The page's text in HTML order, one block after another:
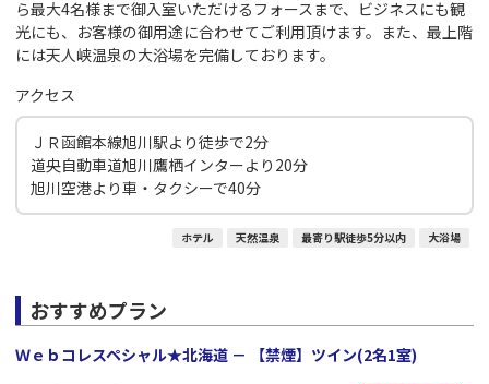
ら最大4名様まで御入室いただけるフォースまで、ビジネスにも観
光にも、お客様の御用途に合わせてご利用頂けます。また、最上階
には天人峡温泉の大浴場を完備しております。
アクセス
ＪＲ函館本線旭川駅より徒歩で2分
道央自動車道旭川鷹栖インターより20分
旭川空港より車・タクシーで40分
ホテル 天然温泉 最寄り駅徒歩5分以内 大浴場
おすすめプラン
Ｗｅｂコレスペシャル★北海道 － 【禁煙】ツイン(2名1室)